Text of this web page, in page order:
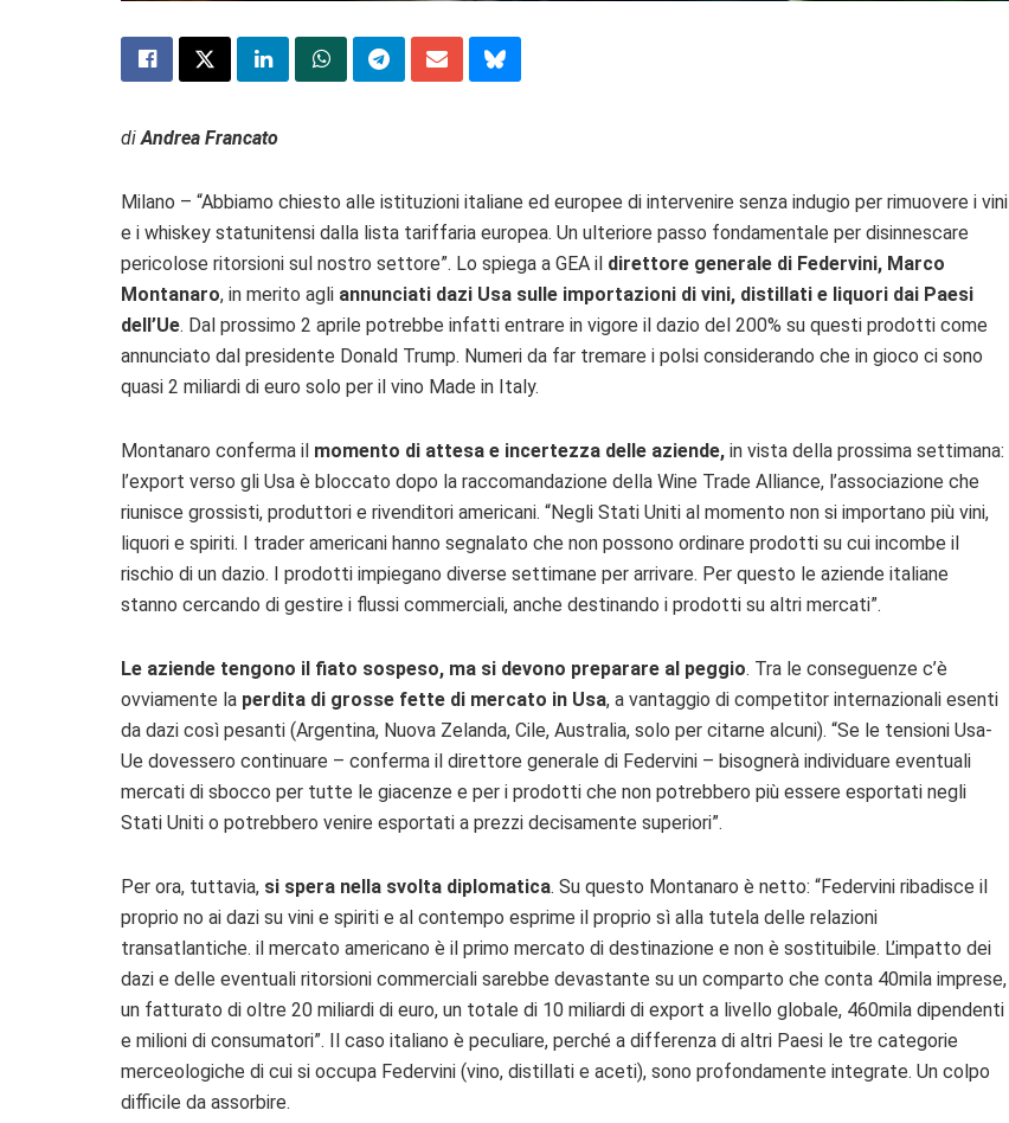
diAndrea Francato
Milano – “Abbiamo chiesto alle istituzioni italiane ed europee di intervenire senza indugio per rimuovere i vini
e i whiskey statunitensi dalla lista tariffaria europea. Un ulteriore passo fondamentale per disinnescare
pericolose ritorsioni sul nostro settore”. Lo spiega a GEA il direttore generale di Federvini, Marco
Montanaro, in merito agli annunciati dazi Usa sulle importazioni di vini, distillati e liquori dai Paesi
dell’Ue. Dal prossimo 2 aprile potrebbe infatti entrare in vigore il dazio del 200% su questi prodotti come
annunciato dal presidente Donald Trump. Numeri da far tremare i polsi considerando che in gioco ci sono
quasi 2 miliardi di euro solo per il vino Made in Italy.
Montanaro conferma il momento di attesa e incertezza delle aziende, in vista della prossima settimana:
l’export verso gli Usa è bloccato dopo la raccomandazione della Wine Trade Alliance, l’associazione che
riunisce grossisti, produttori e rivenditori americani. “Negli Stati Uniti al momento non si importano più vini,
liquori e spiriti. I trader americani hanno segnalato che non possono ordinare prodotti su cui incombe il
rischio di un dazio. I prodotti impiegano diverse settimane per arrivare. Per questo le aziende italiane
stanno cercando di gestire i flussi commerciali, anche destinando i prodotti su altri mercati”.
Le aziende tengono il fiato sospeso, ma si devono preparare al peggio. Tra le conseguenze c’è
ovviamente la perdita di grosse fette di mercato in Usa, a vantaggio di competitor internazionali esenti
da dazi così pesanti (Argentina, Nuova Zelanda, Cile, Australia, solo per citarne alcuni). “Se le tensioni Usa-
Ue dovessero continuare – conferma il direttore generale di Federvini – bisognerà individuare eventuali
mercati di sbocco per tutte le giacenze e per i prodotti che non potrebbero più essere esportati negli
Stati Uniti o potrebbero venire esportati a prezzi decisamente superiori”.
Per ora, tuttavia, si spera nella svolta diplomatica. Su questo Montanaro è netto: “Federvini ribadisce il
proprio no ai dazi su vini e spiriti e al contempo esprime il proprio sì alla tutela delle relazioni
transatlantiche. il mercato americano è il primo mercato di destinazione e non è sostituibile. L’impatto dei
dazi e delle eventuali ritorsioni commerciali sarebbe devastante su un comparto che conta 40mila imprese,
un fatturato di oltre 20 miliardi di euro, un totale di 10 miliardi di export a livello globale, 460mila dipendenti
e milioni di consumatori”. Il caso italiano è peculiare, perché a differenza di altri Paesi le tre categorie
merceologiche di cui si occupa Federvini (vino, distillati e aceti), sono profondamente integrate. Un colpo
difficile da assorbire.